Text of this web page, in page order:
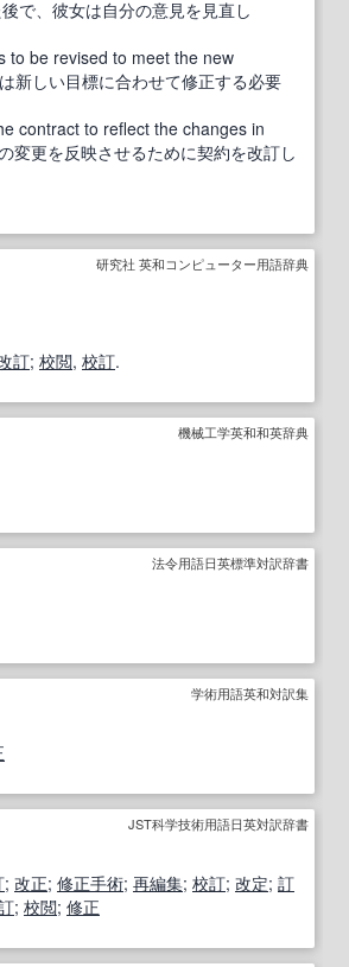
で、彼女は自分の意見を見直し
to be revised to meet the new
新しい目標に合わせて修正する必要
contract to reflect the changes in
変更を反映させるために契約を改訂し
研究社 英和コンピューター用語辞典
訂; 校閲, 校訂.
機械工学英和和英辞典
法令用語日英標準対訳辞書
学術用語英和対訳集
JST科学技術用語日英対訳辞書
; 改正; 修正手術; 再編集; 校訂; 改定; 訂
; 校閲; 修正